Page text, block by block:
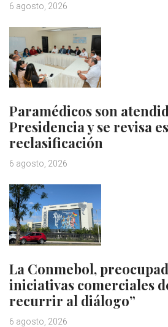
6 agosto, 2026
Paramédicos son
Presidencia y se revisa
reclasificación
6 agosto, 2026
La Conmebol,
iniciativas comerciales
recurrir al diálogo”
6 agosto, 2026